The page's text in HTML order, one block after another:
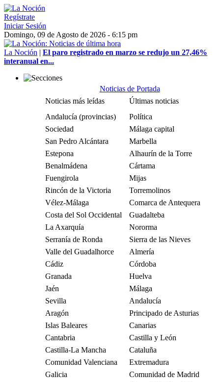
Regístrate
Iniciar Sesión
Domingo, 09 de Agosto de 2026 - 6:15 pm
La Noción | El paro registrado en marzo se redujo un 27,46%
interanual en...
Noticias de Portada
Noticias más leídas
Últimas noticias
Andalucía (provincias)
Política
Sociedad
Málaga capital
San Pedro Alcántara
Marbella
Estepona
Alhaurín de la Torre
Benalmádena
Cártama
Fuengirola
Mijas
Rincón de la Victoria
Torremolinos
Vélez-Málaga
Comarca de Antequera
Costa del Sol Occidental
Guadalteba
La Axarquía
Nororma
Serranía de Ronda
Sierra de las Nieves
Valle del Guadalhorce
Almería
Cádiz
Córdoba
Granada
Huelva
Jaén
Málaga
Sevilla
Andalucía
Aragón
Principado de Asturias
Islas Baleares
Canarias
Cantabria
Castilla y León
Castilla-La Mancha
Cataluña
Comunidad Valenciana
Extremadura
Galicia
Comunidad de Madrid